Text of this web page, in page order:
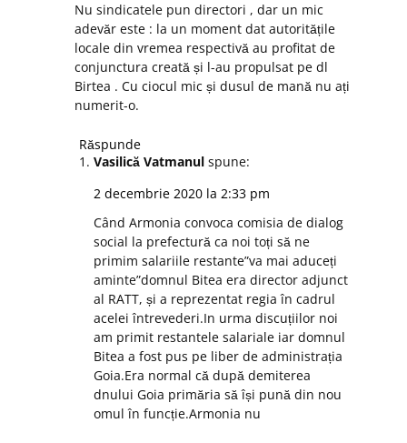
Nu sindicatele pun directori , dar un mic
adevăr este : la un moment dat autoritățile
locale din vremea respectivă au profitat de
conjunctura creată și l-au propulsat pe dl
Birtea . Cu ciocul mic și dusul de mană nu ați
numerit-o.
Răspunde
Vasilică Vatmanul spune:
2 decembrie 2020 la 2:33 pm
Când Armonia convoca comisia de dialog
social la prefectură ca noi toți să ne
primim salariile restante”va mai aduceți
aminte”domnul Bitea era director adjunct
al RATT, și a reprezentat regia în cadrul
acelei întrevederi.In urma discuțiilor noi
am primit restantele salariale iar domnul
Bitea a fost pus pe liber de administrația
Goia.Era normal că după demiterea
dnului Goia primăria să își pună din nou
omul în funcție.Armonia nu